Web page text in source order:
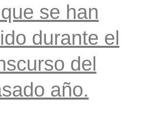
se han
durante el
del
año.